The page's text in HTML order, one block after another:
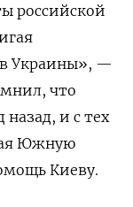
российской
Украины», —
что
назад, и с тех
Южную
Киеву.